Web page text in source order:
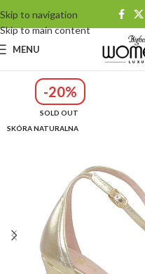
Skip to navigation
Skip to main content
MENU
-20%
SOLD OUT
SKÓRA NATURALNA